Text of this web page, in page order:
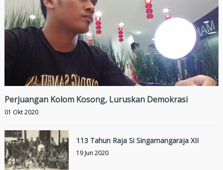
Perjuangan Kolom Kosong, Luruskan Demokrasi
01 Okt 2020
113 Tahun Raja Si Singamangaraja XII
19 Jun 2020